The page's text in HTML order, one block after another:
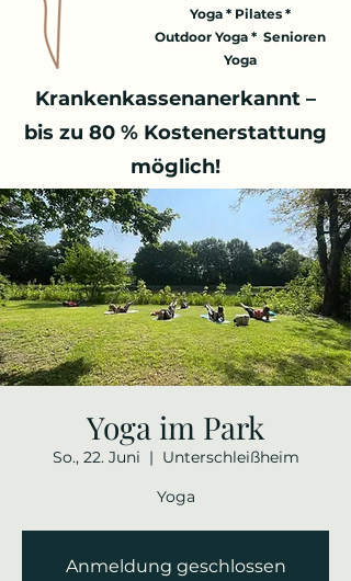
Yoga * Pilates *
Outdoor Yoga * Senioren
Yoga
Krankenkassenanerkannt –
bis zu 80 % Kostenerstattung
möglich!
Yoga im Park
So., 22. Juni
  |
Unterschleißheim
Yoga
Anmeldung geschlossen